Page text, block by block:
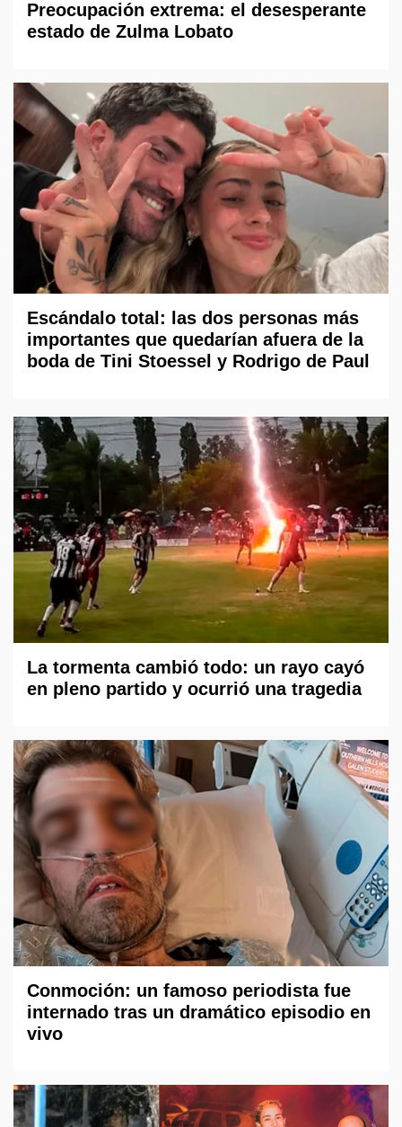
Preocupación extrema: el desesperante
estado de Zulma Lobato
Escándalo total: las dos personas más
importantes que quedarían afuera de la
boda de Tini Stoessel y Rodrigo de Paul
La tormenta cambió todo: un rayo cayó
en pleno partido y ocurrió una tragedia
Conmoción: un famoso periodista fue
internado tras un dramático episodio en
vivo